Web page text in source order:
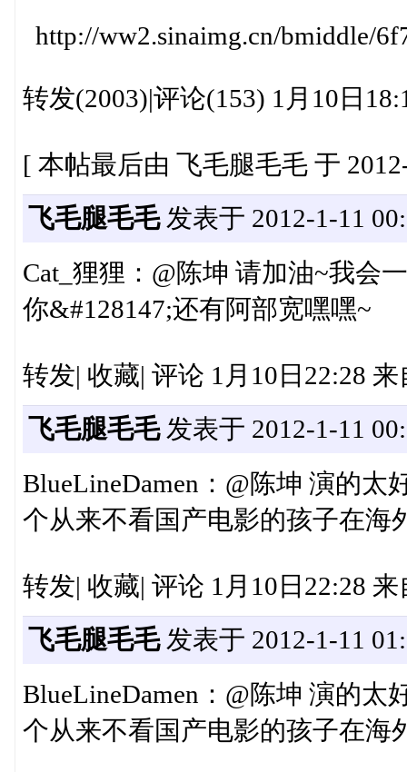
http://ww2.sinaimg.cn/bmiddle/
转发(2003)|评论(153) 1月10日
[ 本帖最后由 飞毛腿毛毛 于
飞毛腿毛毛发表于 2012-1-11
Cat_狸狸：@陈坤 请加油~我会
你&#128147;还有阿部宽嘿嘿~
转发| 收藏| 评论 1月10日22:28 来
飞毛腿毛毛发表于 2012-1-11
BlueLineDamen：@陈坤 演的
个从来不看国产电影的孩子在海
转发| 收藏| 评论 1月10日22:28
飞毛腿毛毛发表于 2012-1-11
BlueLineDamen：@陈坤 演的
个从来不看国产电影的孩子在海